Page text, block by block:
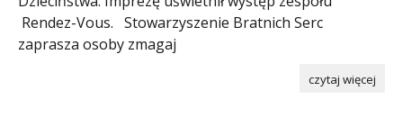
Rendez-Vous. Stowarzyszenie Bratnich Serc
zaprasza osoby zmagaj
czytaj więcej